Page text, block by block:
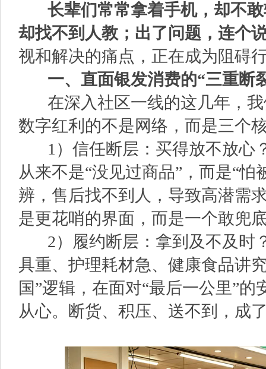
长辈们常常拿着手机，却不敢
却找不到人教；出了问题，连个
视和解决的痛点，正在成为阻碍
一、直面银发消费的“三重断
在深入社区一线的这几年，我
数字红利的不是网络，而是三个
1）信任断层：买得放不放心
从来不是“没见过商品”，而是“
辨，售后找不到人，导致高潜需
是更花哨的界面，而是一个敢兜
2）履约断层：拿到及不及时
具重、护理耗材急、健康食品讲
国”逻辑，在面对“最后一公里”
从心。断货、积压、送不到，成